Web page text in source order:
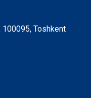
100095, Toshkent